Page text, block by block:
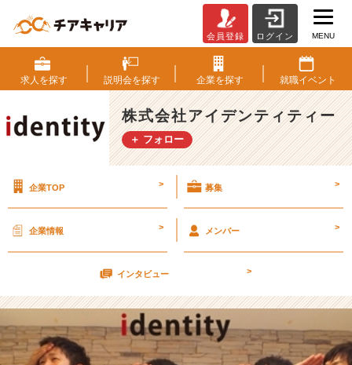
月
2
3
日
カ
ジ
会
明
会
選
考
会
٩
会員登録 ログイン MENU
求人を探す 説明会を探す 企業を探す 就職イベント
株式会社アイデンティティー
＋ フォロー
企業TOP > 募集 >
企業情報 > メンバー >
インタビュー >